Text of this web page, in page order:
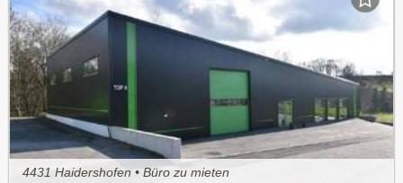
4431 Haidershofen • Büro zu mieten